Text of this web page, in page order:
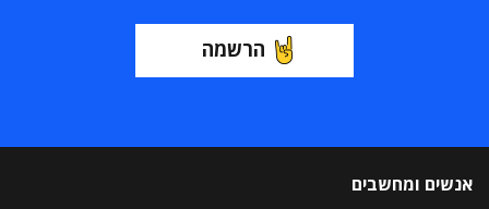
הרשמה
אנשים ומחשבים